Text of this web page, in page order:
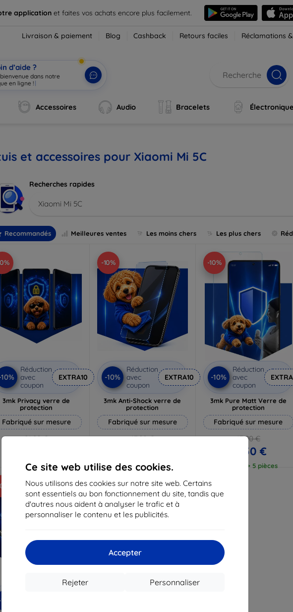
application et faites vos achats encore plus facilement.
Ce site web utilise des cookies.
Nous utilisons des cookies sur notre site web. Certains
sont essentiels au bon fonctionnement du site, tandis que
d'autres nous aident à analyser le trafic et à
personnaliser le contenu et les publicités.
Accepter
Personnaliser
Rejeter
Livraison & paiement Blog Cashback Retours faciles Réclamations
d’aide ?
dans notre
en ligne ! |
Accessoires Audio Bracelets Électronique
et accessoires pour Xiaomi Mi 5C
Recherches rapides
Xiaomi Mi 5C
Recommandés Meilleures ventes Les moins chers Les plus chers
Réduction
avec
coupon
EXTRA10
3mk Privacy verre de
protection
Fabriqué sur mesure
21,90 €
En stock 2 pièces
-10%
-10%
Réduction
avec
coupon
EXTRA10
3mk Anti-Shock verre de
protection
Fabriqué sur mesure
17,90 €
En stock > 5 pièces
-10%
-10%
Réduction
avec
coupon
3mk Pure Matt Verre de
protection
Fabriqué sur mesure
13,90 €
12,50 €
En stock > 5 pièces